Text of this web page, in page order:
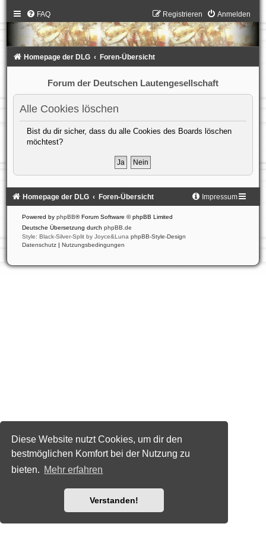
Diese Website nutzt Cookies, um dir den
bestmöglichen Komfort bei der Nutzung zu
bieten. Mehr erfahren
Verstanden!
FAQ Anmelden
Registrieren
Homepage der DLG Foren-Übersicht
Forum der Deutschen Lautengesellschaft
Alle Cookies löschen
Bist du dir sicher, dass du alle Cookies des Boards löschen
möchtest?
Homepage der DLG Foren-Übersicht Impressum
Powered by phpBB® Forum Software © phpBB Limited
Deutsche Übersetzung durch phpBB.de
Style: Black-Silver-Split by Joyce&Luna phpBB-Style-Design
Datenschutz | Nutzungsbedingungen